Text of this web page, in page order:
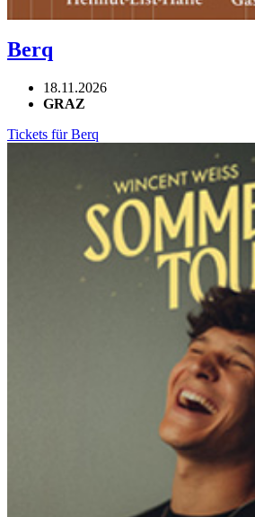
Berq
18.11.2026
GRAZ
Tickets für Berq